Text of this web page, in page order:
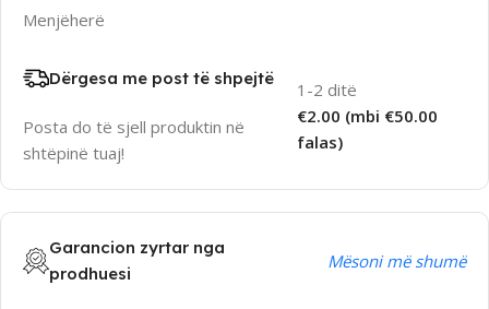
Menjëherë
Dërgesa me post të shpejtë
Posta do të sjell produktin në
shtëpinë tuaj!
1-2 ditë
€2.00 (mbi €50.00
falas)
Garancion zyrtar nga
prodhuesi
Mësoni më shumë